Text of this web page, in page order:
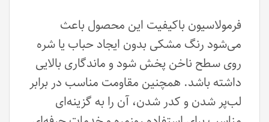
فرمولاسیون باکیفیت این محصول باعث
می‌شود رنگ مشکی بدون ایجاد حباب یا شره
روی سطح ناخن پخش شود و ماندگاری بالایی
داشته باشد. همچنین مقاومت مناسب در برابر
لب‌پر شدن و کدر شدن، آن را به گزینه‌ای